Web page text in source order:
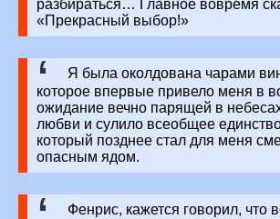
разбираться… Главное вовремя
«Прекрасный выбор!»
Я была околдована чарами
которое впервые привело меня в
ожидание вечно парящей в
любви и сулило всеобщее
который позднее стал для меня
опасным ядом.
Фенрис, кажется говорил, что